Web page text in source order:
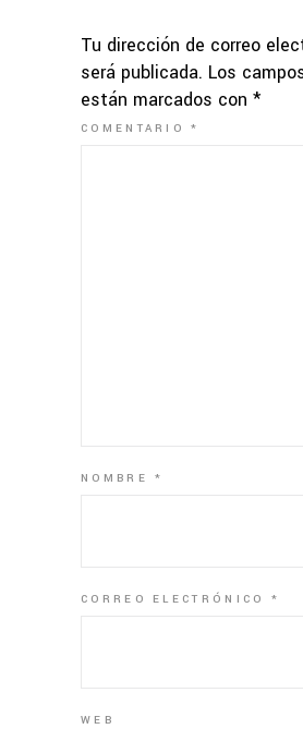
Tu dirección de correo
será publicada. Los
están marcados con *
COMENTARIO*
NOMBRE*
CORREO ELECTRÓNICO *
WEB